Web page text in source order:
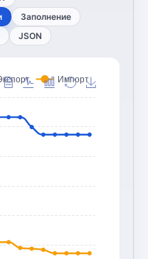
Заполнение
JSON
Импорт